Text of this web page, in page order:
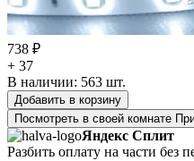
738 ₽
+ 37
В наличии: 563 шт.
Добавить в корзину
Посмотреть в своей комнате
Яндекс Сплит
Разбить оплату на части без